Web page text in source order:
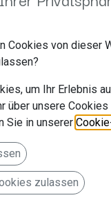
Over 60
12
Cookies von dieser
um Ihr Erlebnis
über unsere
Sie in unserer
zulassen